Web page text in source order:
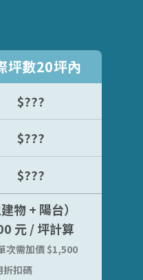
坪數20坪內
$???
$???
$???
物 + 陽台）
元 / 坪計算
次需加價 $1,500
折扣碼